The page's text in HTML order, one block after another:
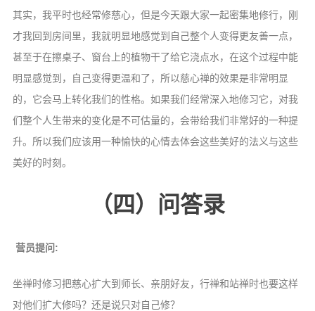
其实，我平时也经常修慈心，但是今天跟大家一起密集地修行，刚
才我回到房间里，我就明显地感觉到自己整个人变得更友善一点，
甚至于在擦桌子、窗台上的植物干了给它浇点水，在这个过程中能
明显感觉到，自己变得更温和了，所以慈心禅的效果是非常明显
的，它会马上转化我们的性格。如果我们经常深入地修习它，对我
们整个人生带来的变化是不可估量的，会带给我们非常好的一种提
升。所以我们应该用一种愉快的心情去体会这些美好的法义与这些
美好的时刻。
（四）问答录
营员提问:
坐禅时修习把慈心扩大到师长、亲朋好友，行禅和站禅时也要这样
对他们扩大修吗？还是说只对自己修？